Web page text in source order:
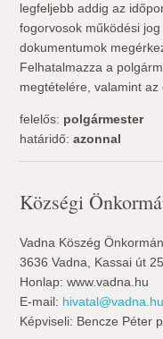
legfeljebb addig az
fogorvosok működési
dokumentumok
Felhatalmazza a
megtételére, valamint az
felelős: polgármester
határidő:azonnal
Községi
Vadna Köszég
3636 Vadna, Kassai út 25.
Honlap: www.vadna.hu
E-mail: hivatal@vadna.hu
Képviseli: Bencze Péter